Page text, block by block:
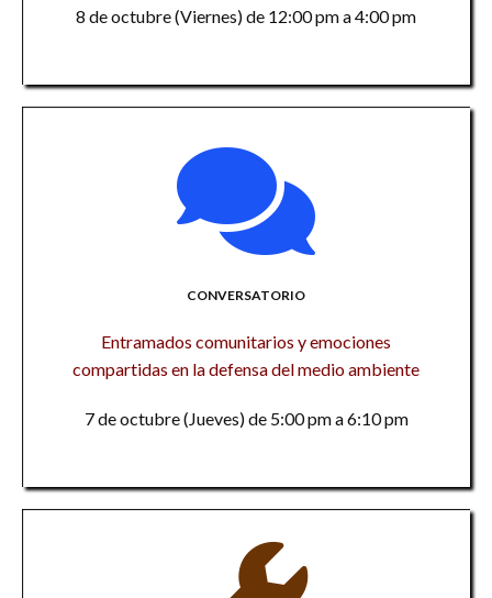
8 de octubre (Viernes) de 12:00 pm a 4:00 pm
CONVERSATORIO
Entramados comunitarios y emociones
compartidas en la defensa del medio ambiente
7 de octubre (Jueves) de 5:00 pm a 6:10 pm